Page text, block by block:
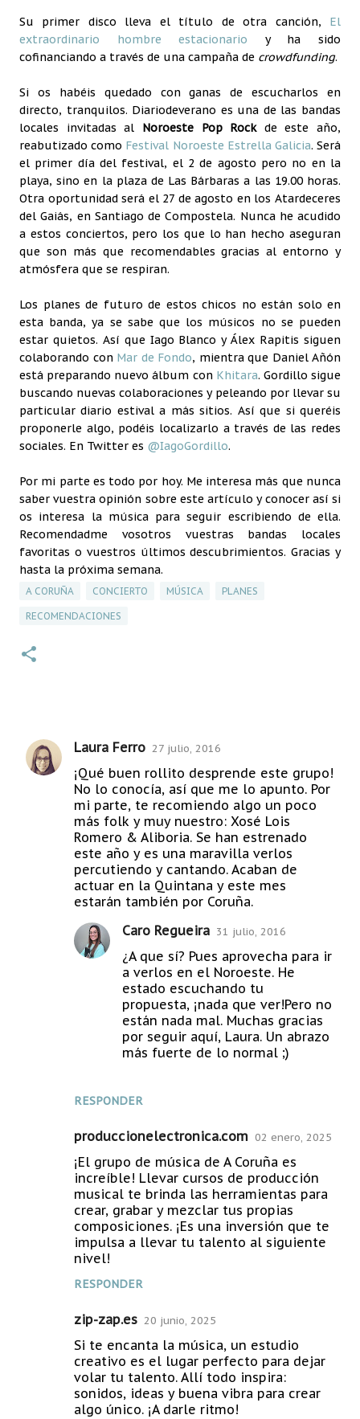
Su primer disco lleva el título de otra canción, El
extraordinario hombre estacionario y ha sido
cofinanciando a través de una campaña de crowdfunding.
Si os habéis quedado con ganas de escucharlos en
directo, tranquilos. Diariodeverano es una de las bandas
locales invitadas al Noroeste Pop Rock de este año,
reabutizado como Festival Noroeste Estrella Galicia. Será
el primer día del festival, el 2 de agosto pero no en la
playa, sino en la plaza de Las Bárbaras a las 19.00 horas.
Otra oportunidad será el 27 de agosto en los Atardeceres
del Gaiás, en Santiago de Compostela. Nunca he acudido
a estos conciertos, pero los que lo han hecho aseguran
que son más que recomendables gracias al entorno y
atmósfera que se respiran.
Los planes de futuro de estos chicos no están solo en
esta banda, ya se sabe que los músicos no se pueden
estar quietos. Así que Iago Blanco y Álex Rapitis siguen
colaborando con Mar de Fondo, mientra que Daniel Añón
está preparando nuevo álbum con Khitara. Gordillo sigue
buscando nuevas colaboraciones y peleando por llevar su
particular diario estival a más sitios. Así que si queréis
proponerle algo, podéis localizarlo a través de las redes
sociales. En Twitter es @IagoGordillo.
Por mi parte es todo por hoy. Me interesa más que nunca
saber vuestra opinión sobre este artículo y conocer así si
os interesa la música para seguir escribiendo de ella.
Recomendadme vosotros vuestras bandas locales
favoritas o vuestros últimos descubrimientos. Gracias y
hasta la próxima semana.
A CORUÑA CONCIERTO MÚSICA PLANES
RECOMENDACIONES
C
o
Laura Ferro 27 julio, 2016
¡Qué buen rollito desprende este grupo!
No lo conocía, así que me lo apunto. Por
mi parte, te recomiendo algo un poco
más folk y muy nuestro: Xosé Lois
Romero & Aliboria. Se han estrenado
este año y es una maravilla verlos
percutiendo y cantando. Acaban de
actuar en la Quintana y este mes
estarán también por Coruña.
RESPONDER
Caro Regueira 31 julio, 2016
¿A que sí? Pues aprovecha para ir
a verlos en el Noroeste. He
estado escuchando tu
propuesta, ¡nada que ver!Pero no
están nada mal. Muchas gracias
por seguir aquí, Laura. Un abrazo
más fuerte de lo normal ;)
produccionelectronica.com 02 enero, 2025
¡El grupo de música de A Coruña es
increíble! Llevar cursos de producción
musical te brinda las herramientas para
crear, grabar y mezclar tus propias
composiciones. ¡Es una inversión que te
impulsa a llevar tu talento al siguiente
nivel!
RESPONDER
zip-zap.es 20 junio, 2025
Si te encanta la música, un estudio
creativo es el lugar perfecto para dejar
volar tu talento. Allí todo inspira:
sonidos, ideas y buena vibra para crear
algo único. ¡A darle ritmo!